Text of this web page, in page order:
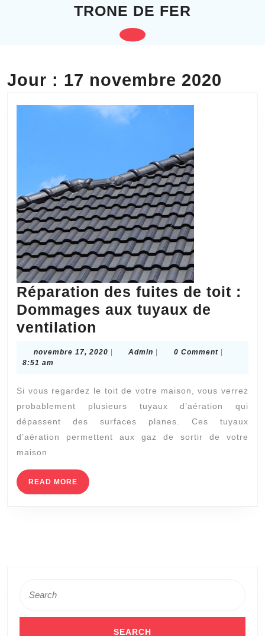
TRONE DE FER
Open
Jour : 17 novembre 2020
Réparation des fuites de toit :
Dommages aux tuyaux de
ventilation
toit
Dommages
novembre 17, 2020 novembre
Admin Admin0 Comment
8:51 am
Si vous regardez le toit de votre maison, vous verrez
probablement plusieurs tuyaux d’aération qui
dépassent des surfaces planes. Ces tuyaux
d’aération permettent aux gaz de sortir de votre
maison
READ MORE READ
MORE
for: